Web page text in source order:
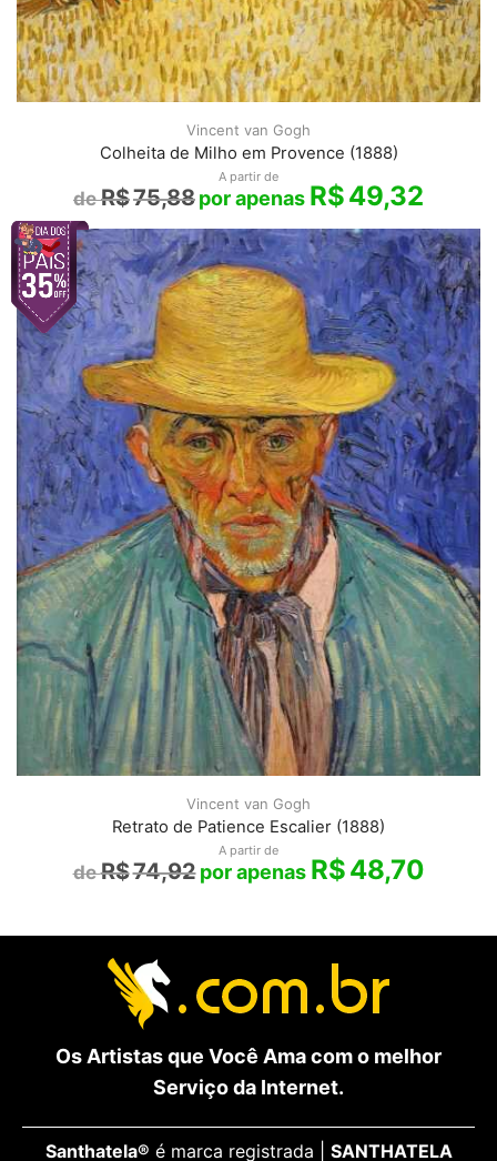
Vincent van Gogh
Colheita de Milho em Provence (1888)
A partir de
R$75,88 R$49,32
Vincent van Gogh
Retrato de Patience Escalier (1888)
A partir de
R$74,92 R$48,70
Os Artistas que Você Ama com o melhor
Serviço da Internet.
Santhatela® é marca registrada | SANTHATELA